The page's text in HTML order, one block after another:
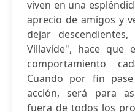
viven en una
aprecio de amigos y
dejar
Villavide", hace que
comportamiento
Cuando por fin
acción, será para
fuera de todos los